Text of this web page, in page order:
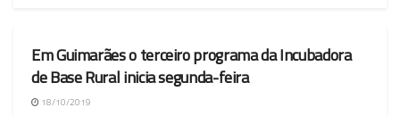
NACIONAL
Em Guimarães o terceiro programa da Incubadora
de Base Rural inicia segunda-feira
18/10/2019